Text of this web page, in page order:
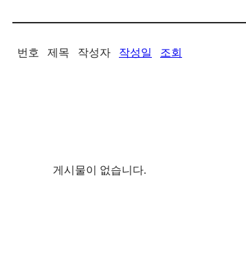
번호 제목 작성자 작성일 조회
게시물이 없습니다.